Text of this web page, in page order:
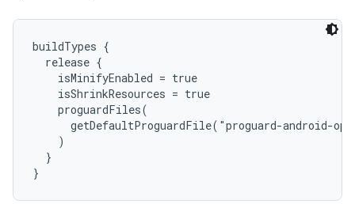
buildTypes {
  release {
    isMinifyEnabled = true
    isShrinkResources = true
    proguardFiles(
getDefaultProguardFile("proguard-android-
    )
  }
}